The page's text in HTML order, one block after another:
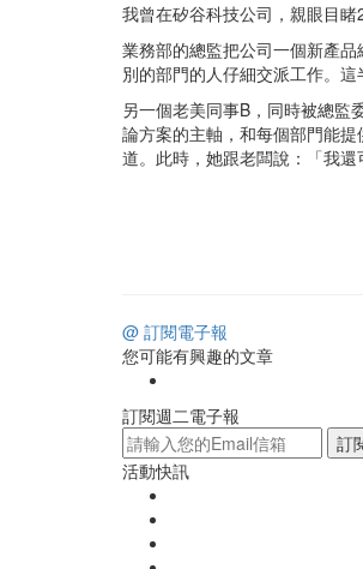
我曾在矽谷科技公司，親眼目睹
業務部的總監把公司一個新產
別的部門的人仔細交派工作。
另一個老美同事B，同時被總監
論方案的主軸，和每個部門能
道。此時，她跟老闆說：「我
@ 訂閱電子報
您可能有興趣的文章
訂閱週二電子報
訂
活動快訊